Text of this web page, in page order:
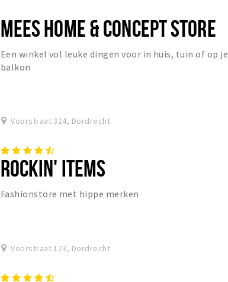
MEES HOME & CONCEPT STORE
Een winkel vol leuke dingen voor in huis, tuin of op je
balkon
Voorstraat 324, Dordrecht
ROCKIN' ITEMS
Fashionstore met hippe merken
Voorstraat 123, Dordrecht